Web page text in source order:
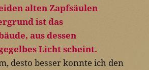
desto besser konnte ich den